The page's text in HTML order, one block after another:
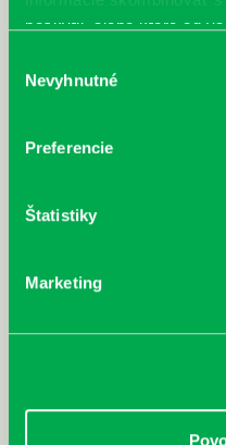
poskytli, alebo ktoré od
súhlasu
Nevyhnutné
Preferencie
Štatistiky
Marketing
McGrath, Andy: Tadej Pogačar:
nezastaviteľný